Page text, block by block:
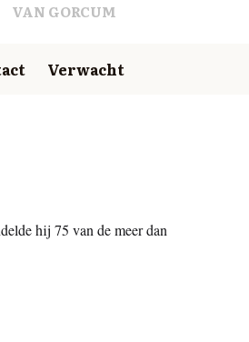
VAN GORCUM
Verwacht
hij 75 van de meer dan